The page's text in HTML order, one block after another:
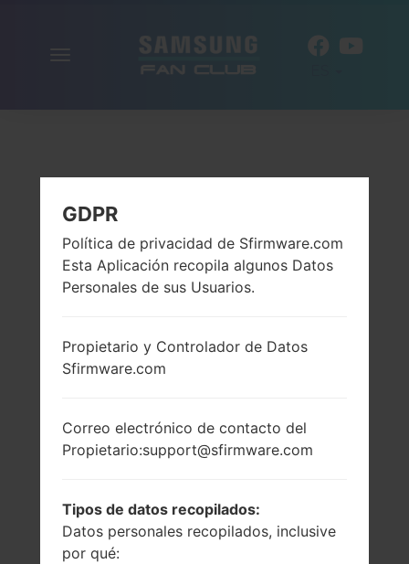
GDPR
Política de privacidad de Sfirmware.com
Esta Aplicación recopila algunos Datos
Personales de sus Usuarios.
Propietario y Controlador de Datos
Sfirmware.com
Correo electrónico de contacto del
Propietario:support@sfirmware.com
Tipos de datos recopilados:
Datos personales recopilados, inclusive
por qué: